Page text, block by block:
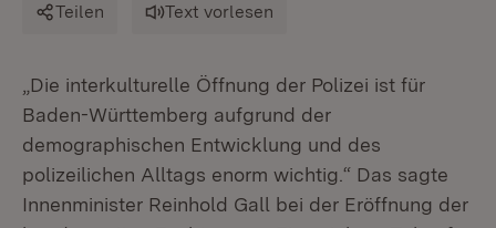
Teilen Text vorlesen
„Die interkulturelle Öffnung der Polizei ist für
Baden-Württemberg aufgrund der
demographischen Entwicklung und des
polizeilichen Alltags enorm wichtig.“ Das sagte
Innenminister Reinhold Gall bei der Eröffnung der